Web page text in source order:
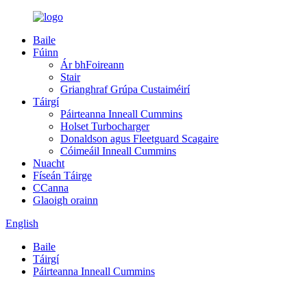
Baile
Fúinn
Ár bhFoireann
Stair
Grianghraf Grúpa Custaiméirí
Táirgí
Páirteanna Inneall Cummins
Holset Turbocharger
Donaldson agus Fleetguard Scagaire
Cóimeáil Inneall Cummins
Nuacht
Físeán Táirge
CCanna
Glaoigh orainn
English
Baile
Táirgí
Páirteanna Inneall Cummins